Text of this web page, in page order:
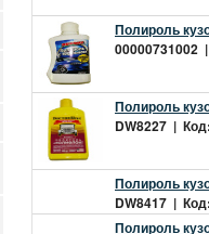
Полироль
00000731002
Полироль
DW8227 |
Полироль
DW8417 |
Полироль